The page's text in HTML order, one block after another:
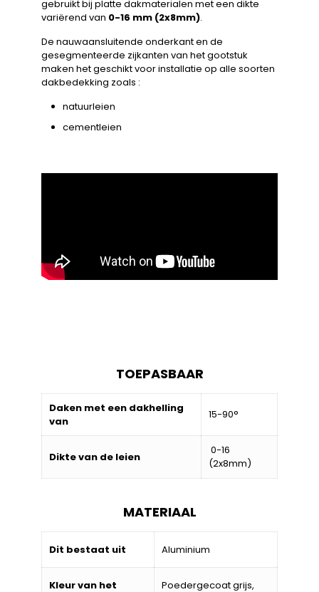
gebruikt bij platte dakmaterialen met een dikte
variërend van 0-16 mm (2x8mm).
De nauwaansluitende onderkant en de
gesegmenteerde zijkanten van het gootstuk
maken het geschikt voor installatie op alle soorten
dakbedekking zoals :
natuurleien
cementleien
TOEPASBAAR
Daken met een dakhelling
van
15-90°
Dikte van de leien
0-16
(2x8mm)
MATERIAAL
Dit bestaat uit Aluminium
Kleur van het
Poedergecoat grijs,